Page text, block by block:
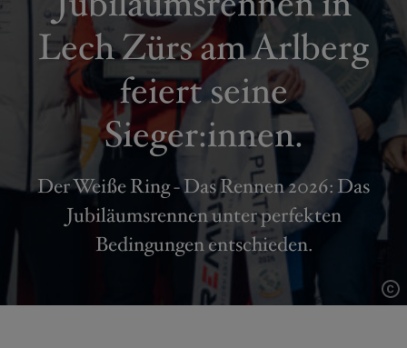
Lech Zürs am Arlberg
feiert seine
Sieger:innen.
Der Weiße Ring - Das Rennen 2026: Das
Jubiläumsrennen unter perfekten
Bedingungen entschieden.